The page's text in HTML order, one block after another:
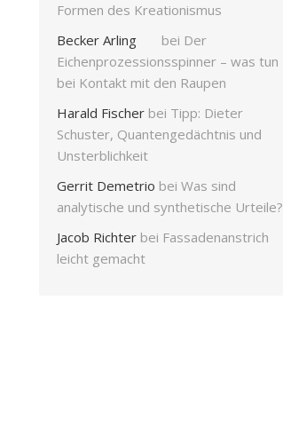
Formen des Kreationismus
Becker Arling
bei Der
Eichenprozessionsspinner – was tun
bei Kontakt mit den Raupen
Harald Fischer bei Tipp: Dieter
Schuster, Quantengedächtnis und
Unsterblichkeit
Gerrit Demetrio bei Was sind
analytische und synthetische Urteile?
Jacob Richter bei Fassadenanstrich
leicht gemacht